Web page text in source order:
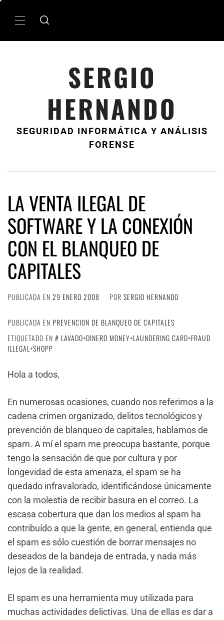
MenÃº
SERGIO
HERNANDO
SEGURIDAD INFORMÁTICA Y ANÁLISIS
FORENSE
LA VENTA ILEGAL DE
SOFTWARE Y LA CONEXIÓN
CON EL BLANQUEO DE
CAPITALES
PUBLICADA EN 29 ENERO 2008 POR SERGIO HERNANDO
PUBLICADA EN PREVENCION DE BLANQUEO DE CAPITALES
ETIQUETADO EN
LAVADO+DINERO MONEY+LAUNDERING CARD+FRAUD
ILLEGAL+SHOPP
Hola a todos,
En numerosas ocasiones, cuando nos referimos a la
cadena crimen organizado, delitos tecnológicos y
prevención de blanqueo de capitales, hablamos de
spam. A mí el spam me preocupa bastante, porque
tengo la sensación de que por cultura y por
longevidad de esta amenaza, el spam se ha
quedado infravalorado, identificándose únicamente
con la molestia de recibir basura en el correo. La
escasa cobertura que dan los medios al spam ha
contribuído a que la gente, en general, entienda que
el spam es sólo cuestión de borrar mensajes no
deseados de la bandeja de entrada, y nada más
lejos de la realidad.
El spam es una herramienta muy utilizada para
muchas actividades delictivas. Una de ellas es dar a